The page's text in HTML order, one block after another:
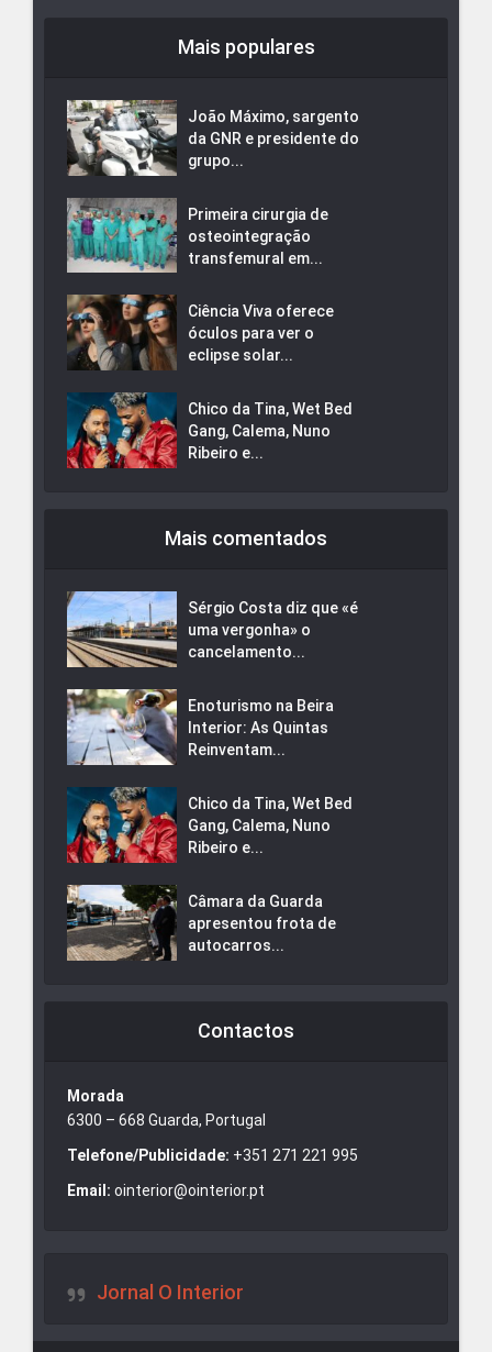
Mais populares
João Máximo, sargento
da GNR e presidente do
grupo...
Primeira cirurgia de
osteointegração
transfemural em...
Ciência Viva oferece
óculos para ver o
eclipse solar...
Chico da Tina, Wet Bed
Gang, Calema, Nuno
Ribeiro e...
Mais comentados
Sérgio Costa diz que «é
uma vergonha» o
cancelamento...
Enoturismo na Beira
Interior: As Quintas
Reinventam...
Chico da Tina, Wet Bed
Gang, Calema, Nuno
Ribeiro e...
Câmara da Guarda
apresentou frota de
autocarros...
Contactos
Morada
6300 – 668 Guarda, Portugal
Telefone/Publicidade: +351 271 221 995
Email: ointerior@ointerior.pt
Jornal O Interior